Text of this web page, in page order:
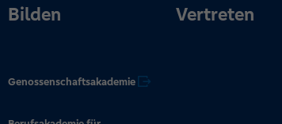
Bilden
Genossenschaftsakademie
Vertreten